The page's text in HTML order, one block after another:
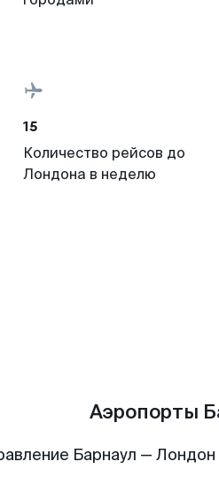
15
Количество рейсов до
Лондона в неделю
Аэропорты
Барнаул —